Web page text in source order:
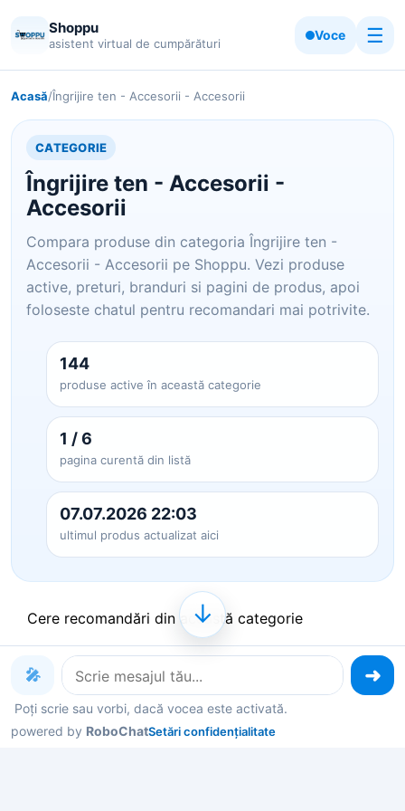
Shoppu
asistent virtual de cumpărături
Voce ☰
Acasă/Îngrijire ten - Accesorii - Accesorii
CATEGORIE
Îngrijire ten - Accesorii -
Accesorii
Compara produse din categoria Îngrijire ten -
Accesorii - Accesorii pe Shoppu. Vezi produse
active, preturi, branduri si pagini de produs, apoi
foloseste chatul pentru recomandari mai potrivite.
144
produse active în această categorie
1 / 6
pagina curentă din listă
07.07.2026 22:03
ultimul produs actualizat aici
Cere recomandări din această categorie
Produse pe care le poți explora
acum
🎤
Poți scrie sau vorbi, dacă vocea este activată.
powered by RoboChatSetări confidențialitate
↓